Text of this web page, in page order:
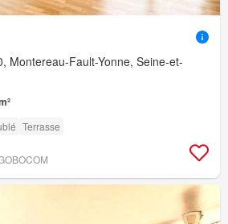
Montereau-Fault-Yonne, Seine-et-
Terrasse